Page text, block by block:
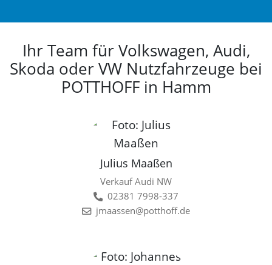
Ihr Team für Volkswagen, Audi,
Skoda oder VW Nutzfahrzeuge bei
POTTHOFF in Hamm
Julius Maaßen
Verkauf Audi NW
02381 7998-337
jmaassen@potthoff.de